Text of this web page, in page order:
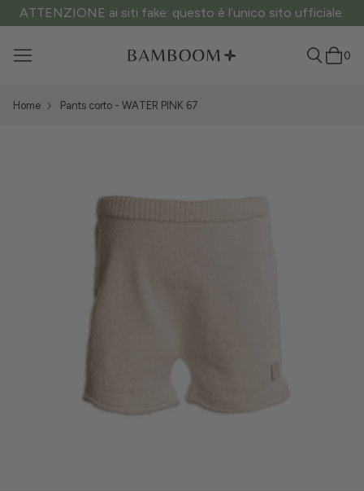
ATTENZIONE ai siti fake: questo è l’unico sito ufficiale.
0
Home Pants corto - WATER PINK 67